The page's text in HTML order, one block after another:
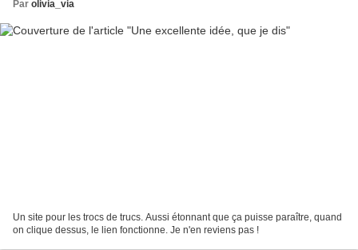
Par olivia_via
Un site pour les trocs de trucs. Aussi étonnant que ça puisse paraître, quand
on clique dessus, le lien fonctionne. Je n'en reviens pas !